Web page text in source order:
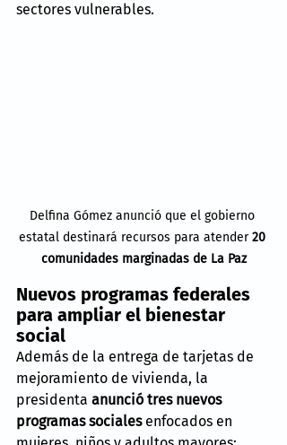
sectores vulnerables.
Delfina Gómez anunció que el gobierno
estatal destinará recursos para atender 20
comunidades marginadas de La Paz
Nuevos programas federales
para ampliar el bienestar
social
Además de la entrega de tarjetas de
mejoramiento de vivienda, la
presidenta anunció tres nuevos
programas sociales enfocados en